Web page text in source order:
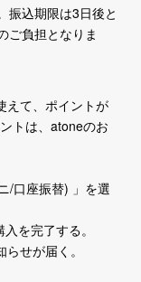
振込期限は3日後と
ご負担となりま
えて、ポイントが
トは、atoneのお
/口座振替) 」を選
を完了する。
せが届く。